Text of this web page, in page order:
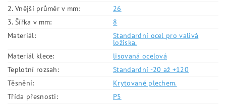
2. Vnější průměr v mm:
26
3. Šířka v mm:
8
Materiál:
Standardní ocel pro valivá
ložiska.
Materiál klece:
lisovaná ocelová
Teplotní rozsah:
Standardní -20 až +120
Těsnění:
Krytované plechem.
Třída přesnosti:
P5